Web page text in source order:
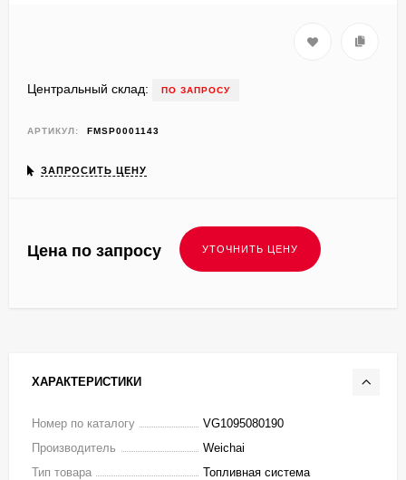
Центральный склад: ПО ЗАПРОСУ
АРТИКУЛ: FMSP0001143
ЗАПРОСИТЬ ЦЕНУ
Цена по запросу
ХАРАКТЕРИСТИКИ
Номер по каталогу
VG1095080190
Производитель
Weichai
Тип товара
Топливная система